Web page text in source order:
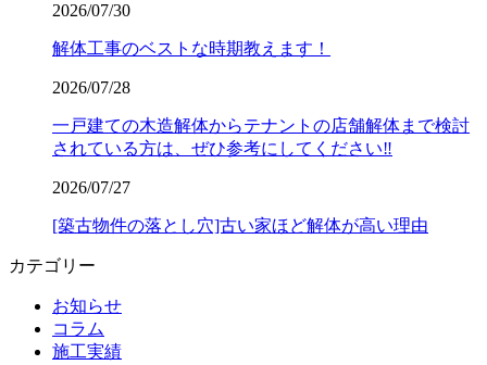
2026/07/30
解体工事のベストな時期教えます！
2026/07/28
一戸建ての木造解体からテナントの店舗解体まで検討
されている方は、ぜひ参考にしてください‼️
2026/07/27
[築古物件の落とし穴]古い家ほど解体が高い理由
カテゴリー
お知らせ
コラム
施工実績